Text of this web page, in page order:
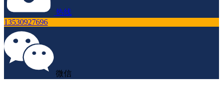
热线
13530927696
微信